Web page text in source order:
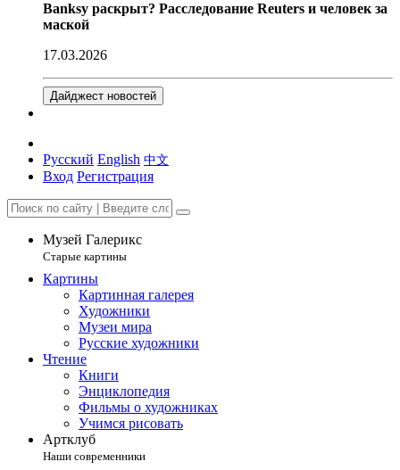
Banksy раскрыт? Расследование Reuters и человек за
маской
17.03.2026
Дайджест новостей
Русский English 中文
Вход Регистрация
Музей Галерикс
Старые картины
Картины
Картинная галерея
Художники
Музеи мира
Русские художники
Чтение
Книги
Энциклопедия
Фильмы о художниках
Учимся рисовать
Артклуб
Наши современники